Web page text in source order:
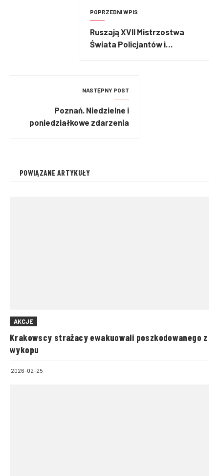
POPRZEDNI WPIS
Ruszają XVII Mistrzostwa
Świata Policjantów i
NASTĘPNY POST
Poznań. Niedzielne i
poniedziałkowe zdarzenia
POWIĄZANE ARTYKUŁY
AKCJE
Krakowscy strażacy ewakuowali poszkodowanego z
wykopu
2026-02-25